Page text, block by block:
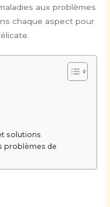
aux problèmes
chaque aspect pour
solutions
problèmes de